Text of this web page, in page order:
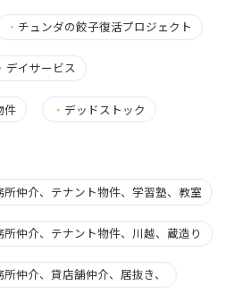
・ チュンダの餃子復活プロジェクト
・ デイサービス
件 ・ デッドストック
仲介、テナント物件、学習塾、教室
仲介、テナント物件、川越、蔵造り
仲介、貸店舗仲介、居抜き、